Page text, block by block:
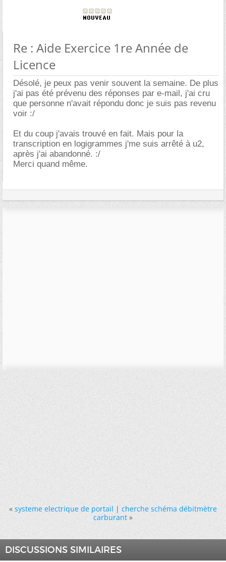
Re : Aide Exercice 1re Année de
Licence
Désolé, je peux pas venir souvent la semaine. De plus
j'ai pas été prévenu des réponses par e-mail, j'ai cru
que personne n'avait répondu donc je suis pas revenu
voir :/
Et du coup j'avais trouvé en fait. Mais pour la
transcription en logigrammes j'me suis arrêté à u2,
après j'ai abandonné. :/
Merci quand même.
« systeme electrique de portail|cherche schéma débitmètre
carburant »
DISCUSSIONS SIMILAIRES